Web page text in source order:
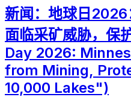
新闻：地球日
面临采矿威胁，保
Day 2026:
from Mining,
10,000 Lakes")